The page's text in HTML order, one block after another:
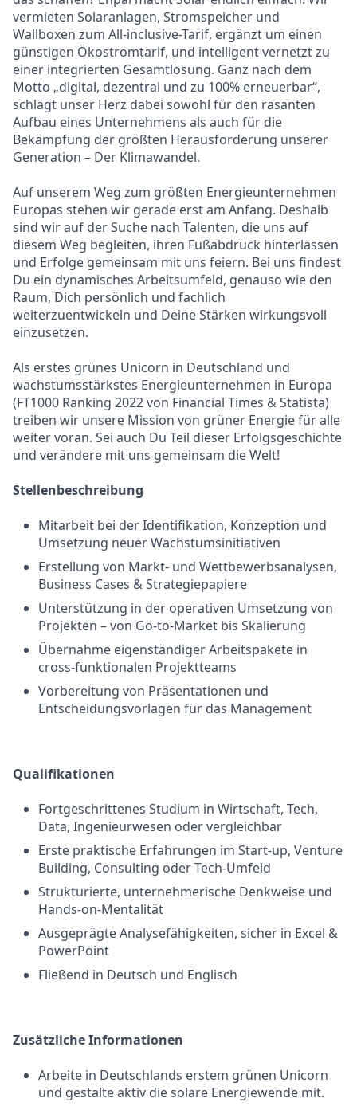
vermieten Solaranlagen, Stromspeicher und
Wallboxen zum All-inclusive-Tarif, ergänzt um einen
günstigen Ökostromtarif, und intelligent vernetzt zu
einer integrierten Gesamtlösung. Ganz nach dem
Motto „digital, dezentral und zu 100% erneuerbar“,
schlägt unser Herz dabei sowohl für den rasanten
Aufbau eines Unternehmens als auch für die
Bekämpfung der größten Herausforderung unserer
Generation – Der Klimawandel.
Auf unserem Weg zum größten Energieunternehmen
Europas stehen wir gerade erst am Anfang. Deshalb
sind wir auf der Suche nach Talenten, die uns auf
diesem Weg begleiten, ihren Fußabdruck hinterlassen
und Erfolge gemeinsam mit uns feiern. Bei uns findest
Du ein dynamisches Arbeitsumfeld, genauso wie den
Raum, Dich persönlich und fachlich
weiterzuentwickeln und Deine Stärken wirkungsvoll
einzusetzen.
Als erstes grünes Unicorn in Deutschland und
wachstumsstärkstes Energieunternehmen in Europa
(FT1000 Ranking 2022 von Financial Times & Statista)
treiben wir unsere Mission von grüner Energie für alle
weiter voran. Sei auch Du Teil dieser Erfolgsgeschichte
und verändere mit uns gemeinsam die Welt!
Stellenbeschreibung
Mitarbeit bei der Identifikation, Konzeption und
Umsetzung neuer Wachstumsinitiativen
Erstellung von Markt- und Wettbewerbsanalysen,
Business Cases & Strategiepapiere
Unterstützung in der operativen Umsetzung von
Projekten – von Go-to-Market bis Skalierung
Übernahme eigenständiger Arbeitspakete in
cross-funktionalen Projektteams
Vorbereitung von Präsentationen und
Entscheidungsvorlagen für das Management
Qualifikationen
Fortgeschrittenes Studium in Wirtschaft, Tech,
Data, Ingenieurwesen oder vergleichbar
Erste praktische Erfahrungen im Start-up, Venture
Building, Consulting oder Tech-Umfeld
Strukturierte, unternehmerische Denkweise und
Hands-on-Mentalität
Ausgeprägte Analysefähigkeiten, sicher in Excel &
PowerPoint
Fließend in Deutsch und Englisch
Zusätzliche Informationen
Arbeite in Deutschlands erstem grünen Unicorn
und gestalte aktiv die solare Energiewende mit.